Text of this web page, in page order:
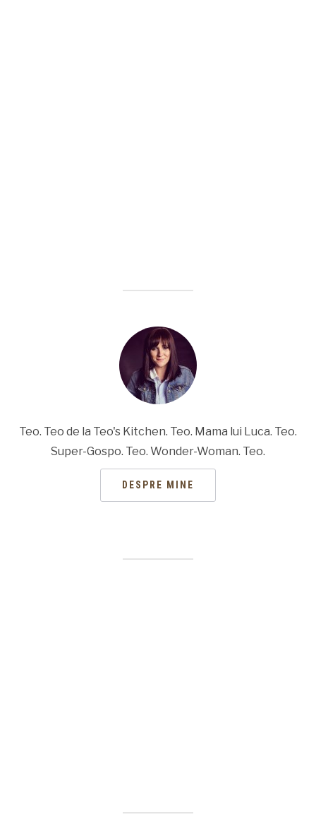
Teo. Teo de la Teo's Kitchen. Teo. Mama lui Luca. Teo.
Super-Gospo. Teo. Wonder-Woman. Teo.
DESPRE MINE